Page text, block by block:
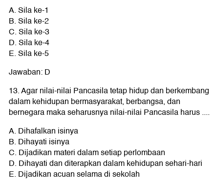
A. Sila ke-1
B. Sila ke-2
C. Sila ke-3
D. Sila ke-4
E. Sila ke-5
Jawaban: D
13. Agar nilai-nilai Pancasila tetap hidup dan berkembang
dalam kehidupan bermasyarakat, berbangsa, dan
bernegara maka seharusnya nilai-nilai Pancasila harus ....
A. Dihafalkan isinya
B. Dihayati isinya
C. Dijadikan materi dalam setiap perlombaan
D. Dihayati dan diterapkan dalam kehidupan sehari-hari
E. Dijadikan acuan selama di sekolah